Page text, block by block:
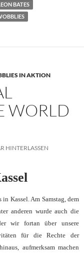
BATES
IN AKTION
WORLD
HINTERLASSEN
Kassel. Am Samstag, dem
anderen wurde auch die
wir fortan über unsere
für die Rechte der
aufmerksam machen